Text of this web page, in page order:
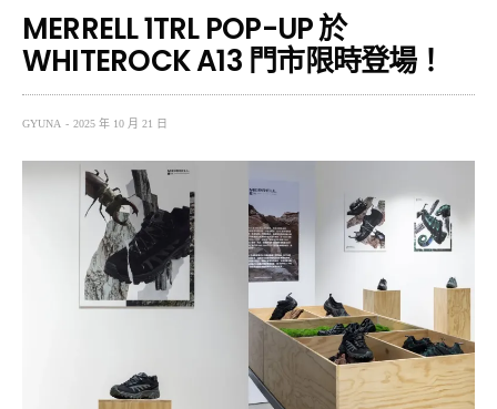
MERRELL 1TRL POP-UP 於
WHITEROCK A13 門市限時登場！
GYUNA 2025 年 10 月 21 日